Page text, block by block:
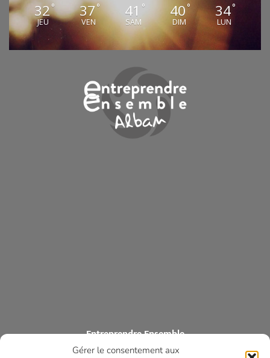
Gérer le consentement aux
32°
JEU
37°
VEN
41 °
SAM
40 °
DIM
34°
LUN
Entreprendre Ensemble
ASSOCIATION DES COMMERÇANTS ET ARTISANS DES MONTS